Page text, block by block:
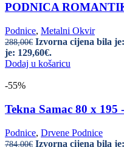
PODNICA
Podnice, Metalni Okvir
288,00€ Izvorna cijena bila
je: 129,60€.
Dodaj u košaricu
-55%
Tekna Samac 80 x 195
Podnice, Drvene Podnice
784,00€ Izvorna cijena bila